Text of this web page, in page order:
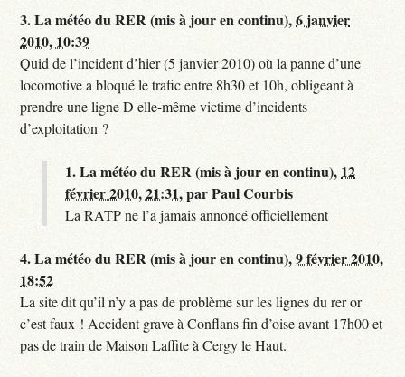
3.La météo du RER (mis à jour en continu),6 janvier
2010, 10:39
Quid de l’incident d’hier (5 janvier 2010) où la panne d’une
locomotive a bloqué le trafic entre 8h30 et 10h, obligeant à
prendre une ligne D elle-même victime d’incidents
d’exploitation ?
1.La météo du RER (mis à jour en continu), 12
février 2010, 21:31,parPaul Courbis
La RATP ne l’a jamais annoncé officiellement
4.La météo du RER (mis à jour en continu),9 février 2010,
18:52
La site dit qu’il n’y a pas de problème sur les lignes du rer or
c’est faux ! Accident grave à Conflans fin d’oise avant 17h00 et
pas de train de Maison Laffite à Cergy le Haut.